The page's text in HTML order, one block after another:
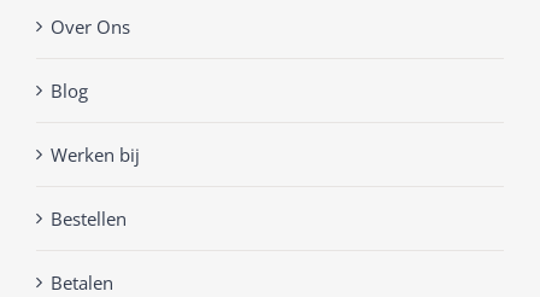
Over Ons
Blog
Werken bij
Bestellen
Betalen